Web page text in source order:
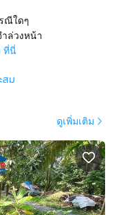
งนี้!”
ณีใดๆ
ล่วงหน้า
ที่นี่
สม
ดูเพิ่มเติม